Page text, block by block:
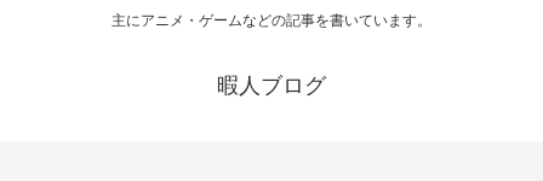
主にアニメ・ゲームなどの記事を書いています。
暇人ブログ